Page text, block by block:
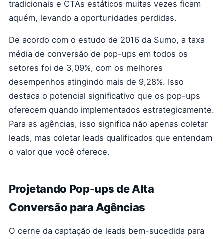
tradicionais e CTAs estáticos muitas vezes ficam
aquém, levando a oportunidades perdidas.
De acordo com o estudo de 2016 da Sumo, a taxa
média de conversão de pop-ups em todos os
setores foi de 3,09%, com os melhores
desempenhos atingindo mais de 9,28%. Isso
destaca o potencial significativo que os pop-ups
oferecem quando implementados estrategicamente.
Para as agências, isso significa não apenas coletar
leads, mas coletar leads qualificados que entendam
o valor que você oferece.
Projetando Pop-ups de Alta
Conversão para Agências
O cerne da captação de leads bem-sucedida para